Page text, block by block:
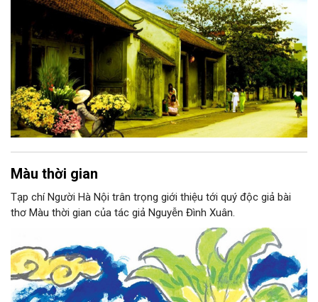
Màu thời gian
Tạp chí Người Hà Nội trân trọng giới thiệu tới quý độc giả bài
thơ Màu thời gian của tác giả Nguyễn Đình Xuân.